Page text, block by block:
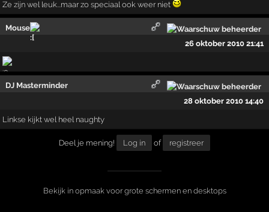
Ze zijn wel leuk...maar zo speciaal ook weer niet
Mouse
26 oktober 2010 21:41
DJ Masterminder
28 oktober 2010 14:40
Linkse kijkt wel heel naughty
Deel je mening! Log in of registreer
Bekijk in opmaak voor grote schermen en desktops